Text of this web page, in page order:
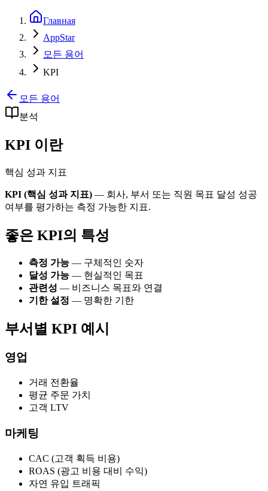
Главная
AppStar
모든 용어
KPI
모든 용어
분석
KPI 이란
핵심 성과 지표
KPI (핵심 성과 지표) — 회사, 부서 또는 직원 목표 달성 성공
여부를 평가하는 측정 가능한 지표.
좋은 KPI의 특성
측정 가능 — 구체적인 숫자
달성 가능 — 현실적인 목표
관련성 — 비즈니스 목표와 연결
기한 설정 — 명확한 기한
부서별 KPI 예시
영업
거래 전환율
평균 주문 가치
고객 LTV
마케팅
CAC (고객 획득 비용)
ROAS (광고 비용 대비 수익)
자연 유입 트래픽